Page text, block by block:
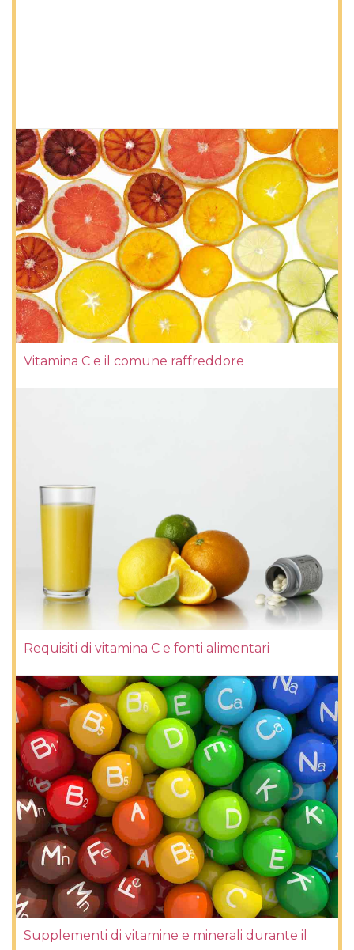
Vitamina C e il comune raffreddore
Requisiti di vitamina C e fonti alimentari
Supplementi di vitamine e minerali durante il